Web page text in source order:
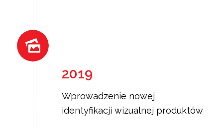
2019
Wprowadzenie nowej
identyfikacji wizualnej produktów